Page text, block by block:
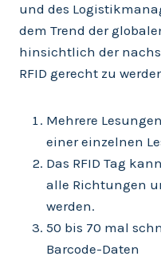
und des
dem Trend der
hinsichtlich der
RFID gerecht zu
Mehrere
einer einzelnen
Das RFID Tag
alle Richtungen
werden.
50 bis 70 mal
Barcode-Daten